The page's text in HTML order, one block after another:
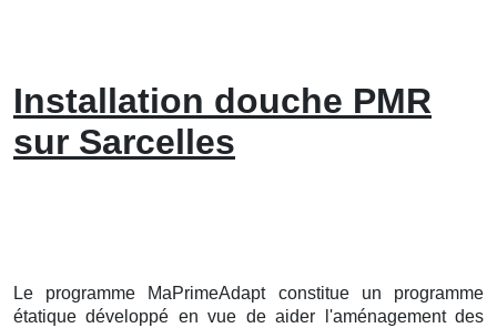
Installation douche PMR
sur Sarcelles
Le programme MaPrimeAdapt constitue un programme
étatique développé en vue de aider l'aménagement des